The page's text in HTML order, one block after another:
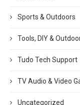
Sports & Outdoors
Tools, DIY &
Tudo Tech Support
TV Audio & Video
Uncategorized